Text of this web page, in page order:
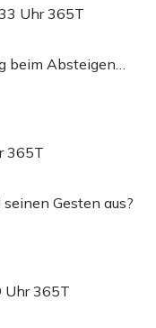
Uhr365T
beim Absteigen…
365T
Gesten aus?
Uhr365T